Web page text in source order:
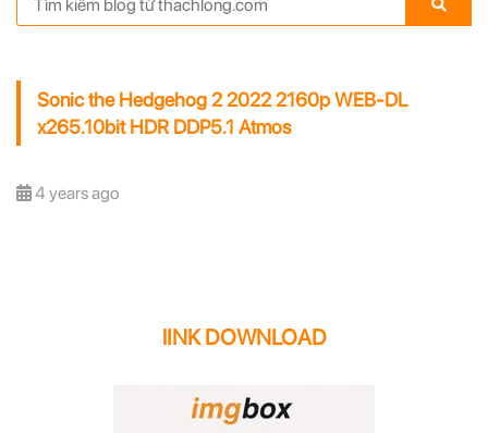
Sonic the Hedgehog 2 2022 2160p WEB-DL
x265.10bit HDR DDP5.1 Atmos
4 years ago
lINK DOWNLOAD